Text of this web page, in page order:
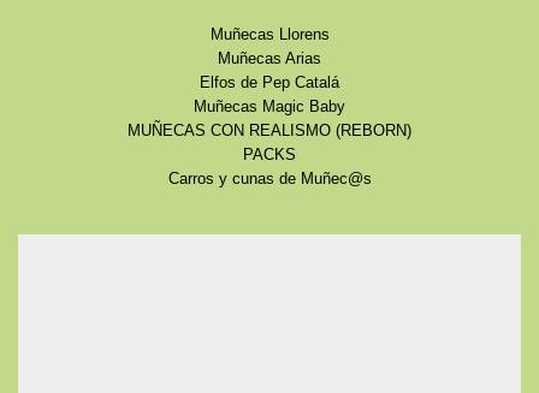
Muñecas Llorens
Muñecas Arias
Elfos de Pep Catalá
Muñecas Magic Baby
MUÑECAS CON REALISMO (REBORN)
PACKS
Carros y cunas de Muñec@s